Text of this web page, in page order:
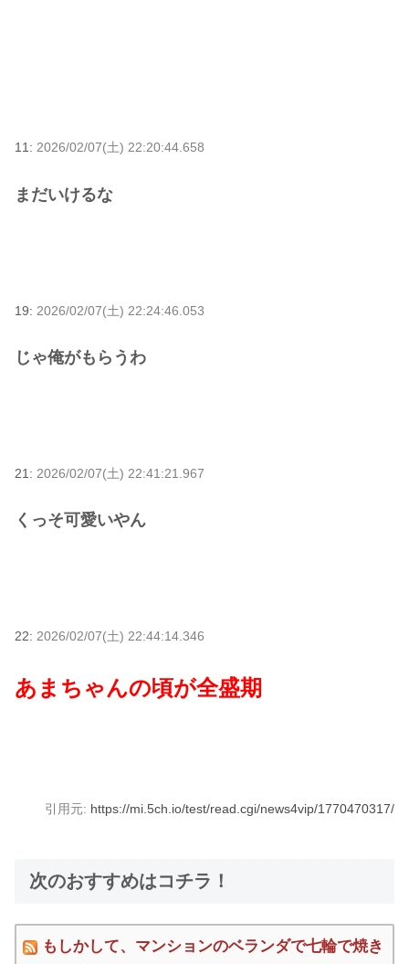
11: 2026/02/07(土) 22:20:44.658
まだいけるな
19: 2026/02/07(土) 22:24:46.053
じゃ俺がもらうわ
21: 2026/02/07(土) 22:41:21.967
くっそ可愛いやん
22: 2026/02/07(土) 22:44:14.346
あまちゃんの頃が全盛期
引用元: https://mi.5ch.io/test/read.cgi/news4vip/1770470317/
次のおすすめはコチラ！
もしかして、マンションのベランダで七輪で焼き